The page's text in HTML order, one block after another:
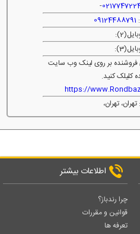
-
09124488791
فروشنده بر روی لینک وب سایت
کلیلک کنید.
https://
تهران،
اطلاعات بیشتر
چرا رندباز؟
قوانین و مقررات
تعرفه ها